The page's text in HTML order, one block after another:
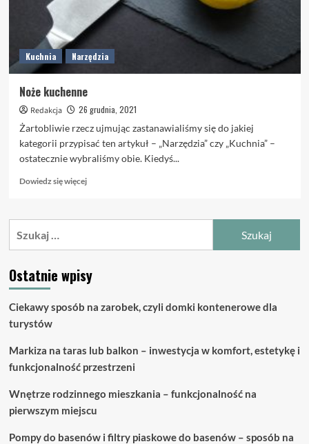
Kuchnia Narzędzia
Noże kuchenne
Redakcja
26 grudnia, 2021
Żartobliwie rzecz ujmując zastanawialiśmy się do jakiej
kategorii przypisać ten artykuł – „Narzędzia” czy „Kuchnia” –
ostatecznie wybraliśmy obie. Kiedyś...
Dowiedz się więcejDowiedz
o
Ostatnie wpisy
Ciekawy sposób na zarobek, czyli domki kontenerowe dla
turystów
Markiza na taras lub balkon – inwestycja w komfort, estetykę i
funkcjonalność przestrzeni
Wnętrze rodzinnego mieszkania – funkcjonalność na
pierwszym miejscu
Pompy do basenów i filtry piaskowe do basenów – sposób na